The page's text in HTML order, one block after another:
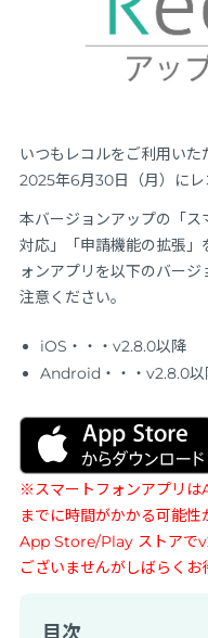
いつもレコルをご利用いた
2025年6月30日（月）にレ
本バージョンアップの「
対応」「申請機能の拡張」
ォンアプリを以下のバー
注意ください。
iOS・・・v2.8.0以降
Android・・・v2.8.0以
※スマートフォンアプリ
までに時間がかかる可能性
App Store/Play ストアで
ございませんがしばらくお
目次